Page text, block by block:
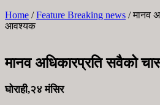
Home /Feature Breaking news /मानव
आवश्यक
मानव अधिकारप्रति सवैको
घोराही,२४ मंसिर